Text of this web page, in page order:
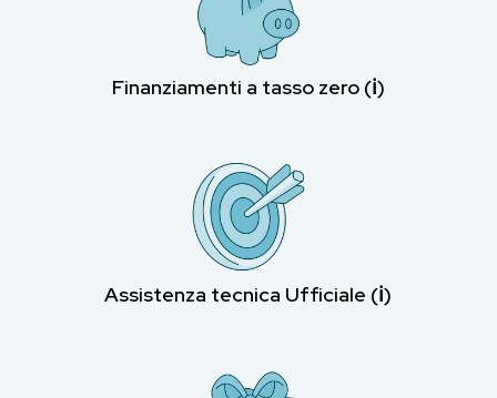
Finanziamenti a tasso zero (ℹ︎)
Assistenza tecnica Ufficiale (ℹ︎)